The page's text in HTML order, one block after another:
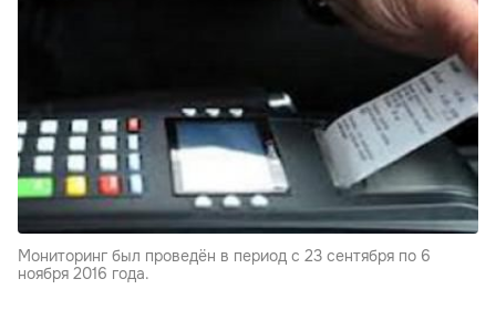
Мониторинг был проведён в период с 23 сентября по 6
ноября 2016 года.